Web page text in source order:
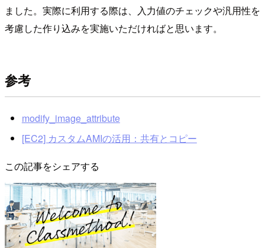
ました。実際に利用する際は、入力値のチェックや汎用性を
考慮した作り込みを実施いただければと思います。
参考
modify_image_attribute
[EC2] カスタムAMIの活用：共有とコピー
この記事をシェアする